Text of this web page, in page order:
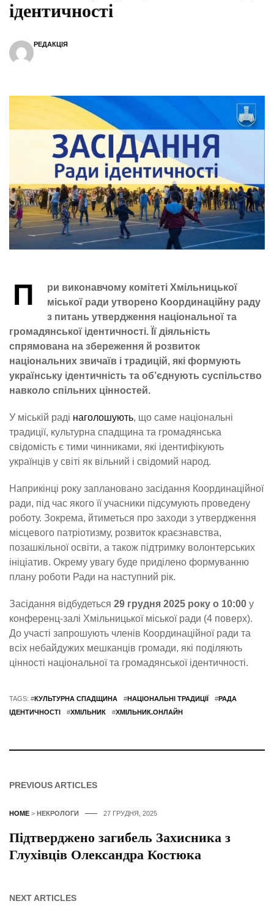
ідентичності
РЕДАКЦІЯ
П
ри виконавчому комітеті Хмільницької
міської ради утворено Координаційну раду
з питань утвердження національної та
громадянської ідентичності. Її діяльність
спрямована на збереження й розвиток
національних звичаїв і традицій, які формують
українську ідентичність та об’єднують суспільство
навколо спільних цінностей.
У міській раді наголошують, що саме національні
традиції, культурна спадщина та громадянська
свідомість є тими чинниками, які ідентифікують
українців у світі як вільний і свідомий народ.
Наприкінці року заплановано засідання Координаційної
ради, під час якого її учасники підсумують проведену
роботу. Зокрема, йтиметься про заходи з утвердження
місцевого патріотизму, розвиток краєзнавства,
позашкільної освіти, а також підтримку волонтерських
ініціатив. Окрему увагу буде приділено формуванню
плану роботи Ради на наступний рік.
Засідання відбудеться 29 грудня 2025 року о 10:00 у
конференц-залі Хмільницької міської ради (4 поверх).
До участі запрошують членів Координаційної ради та
всіх небайдужих мешканців громади, які поділяють
цінності національної та громадянської ідентичності.
TAGS: #КУЛЬТУРНА СПАДЩИНА #НАЦІОНАЛЬНІ ТРАДИЦІЇ #РАДА
ІДЕНТИЧНОСТІ
#ХМІЛЬНИК #ХМІЛЬНИК.ОНЛАЙН
PREVIOUS ARTICLES
HOME > НЕКРОЛОГИ 27 ГРУДНЯ, 2025
Підтверджено загибель Захисника з
Глухівців Олександра Костюка
NEXT ARTICLES